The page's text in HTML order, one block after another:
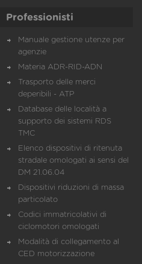
Professionisti
Manuale gestione utenze per
agenzie
Materia ADR-RID-ADN
Trasporto delle merci
deperibili - ATP
Database delle località a
supporto dei sistemi RDS
TMC
Elenco dispositivi di ritenuta
stradale omologati ai sensi del
DM 21.06.04
Dispositivi riduzioni di massa
particolato
Codici immatricolativi di
ciclomotori omologati
Modalità di collegamento al
CED motorizzazione